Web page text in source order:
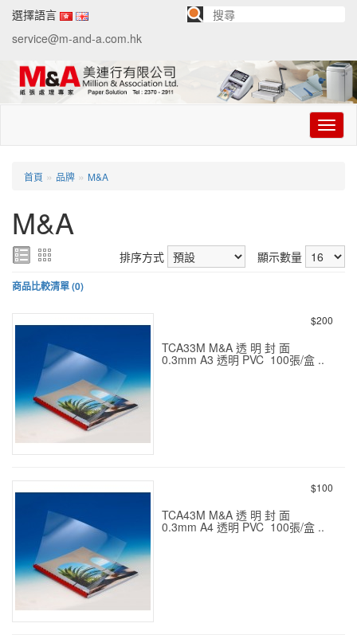
選擇語言
service@m-and-a.com.hk
切
换
首頁 » 品牌 » M&A
M&A
顯示數量
排序方式
商品比較清單 (0)
$200
TCA33M M&A 透 明 封 面
0.3mm A3 透明 PVC 100張/盒 ..
$100
TCA43M M&A 透 明 封 面
0.3mm A4 透明 PVC 100張/盒 ..